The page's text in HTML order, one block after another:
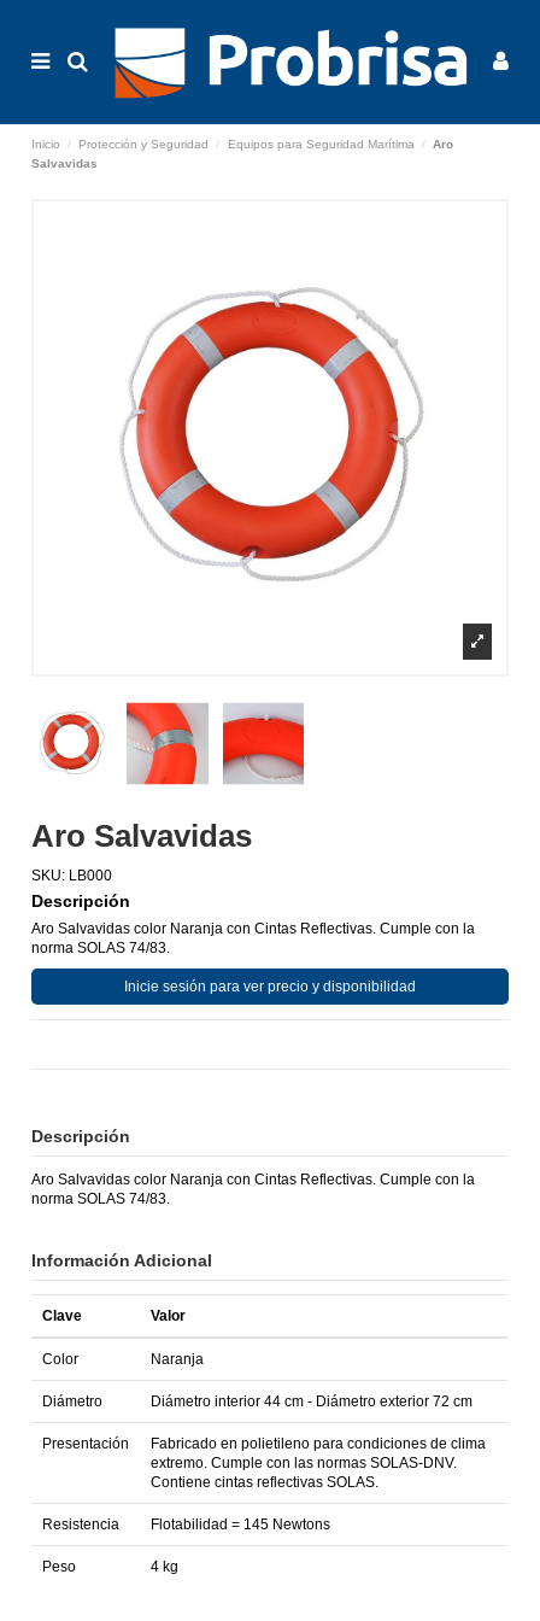
Inicio Protección y Seguridad Equipos para Seguridad Marítima
Aro
Salvavidas
Aro Salvavidas
SKU: LB000
Descripción
Aro Salvavidas color Naranja con Cintas Reflectivas. Cumple con la
norma SOLAS 74/83.
Inicie sesión para ver precio y disponibilidad
Descripción
Aro Salvavidas color Naranja con Cintas Reflectivas. Cumple con la
norma SOLAS 74/83.
Información Adicional
Clave Valor
Color Naranja
Diámetro Diámetro interior 44 cm - Diámetro exterior 72 cm
Presentación
Fabricado en polietileno para condiciones de clima
extremo. Cumple con las normas SOLAS-DNV.
Contiene cintas reflectivas SOLAS.
Resistencia Flotabilidad = 145 Newtons
Peso 4 kg